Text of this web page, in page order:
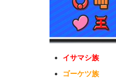
イサマシ族
ゴーケツ族